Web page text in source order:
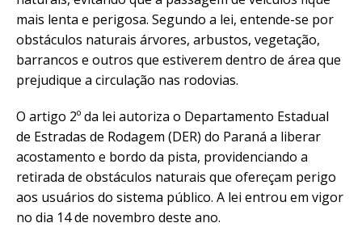
mais lenta e perigosa. Segundo a lei, entende-se por
obstáculos naturais árvores, arbustos, vegetação,
barrancos e outros que estiverem dentro de área que
prejudique a circulação nas rodovias.
O artigo 2º da lei autoriza o Departamento Estadual
de Estradas de Rodagem (DER) do Paraná a liberar
acostamento e bordo da pista, providenciando a
retirada de obstáculos naturais que ofereçam perigo
aos usuários do sistema público. A lei entrou em vigor
no dia 14 de novembro deste ano.